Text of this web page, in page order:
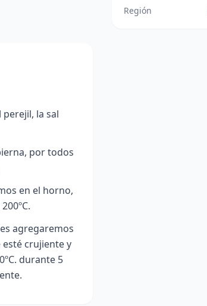
la sal
por todos
en el horno,
agregaremos
crujiente y
C. durante 5
Región